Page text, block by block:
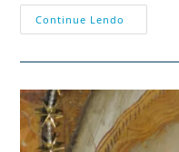
Continue Lendo
Ateus